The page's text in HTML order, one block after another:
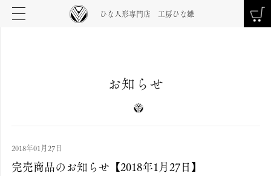
ひな人形専門店 工房ひな雛
お知らせ
2018年01月27日
完売商品のお知らせ【2018年1月27日】